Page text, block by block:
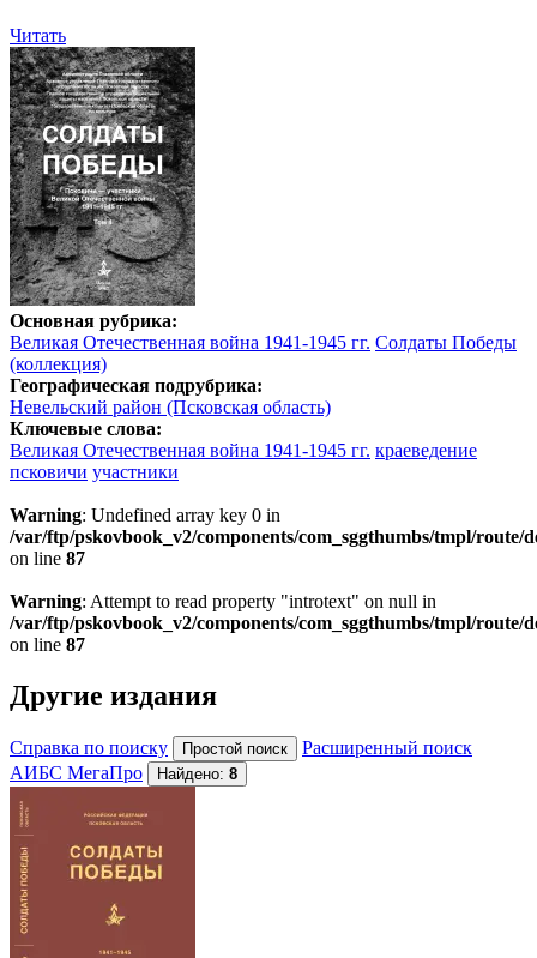
Читать
Основная рубрика:
Великая Отечественная война 1941-1945 гг. Солдаты Победы
(коллекция)
Географическая подрубрика:
Невельский район (Псковская область)
Ключевые слова:
Великая Отечественная война 1941-1945 гг. краеведение
псковичи участники
Warning: Undefined array key 0 in
/var/ftp/pskovbook_v2/components/com_sggthumbs/tmpl/route/
on line 87
Warning: Attempt to read property "introtext" on null in
/var/ftp/pskovbook_v2/components/com_sggthumbs/tmpl/route/
on line 87
Другие издания
Справка по поиску
Расширенный поиск
АИБС МегаПро
Найдено: 8